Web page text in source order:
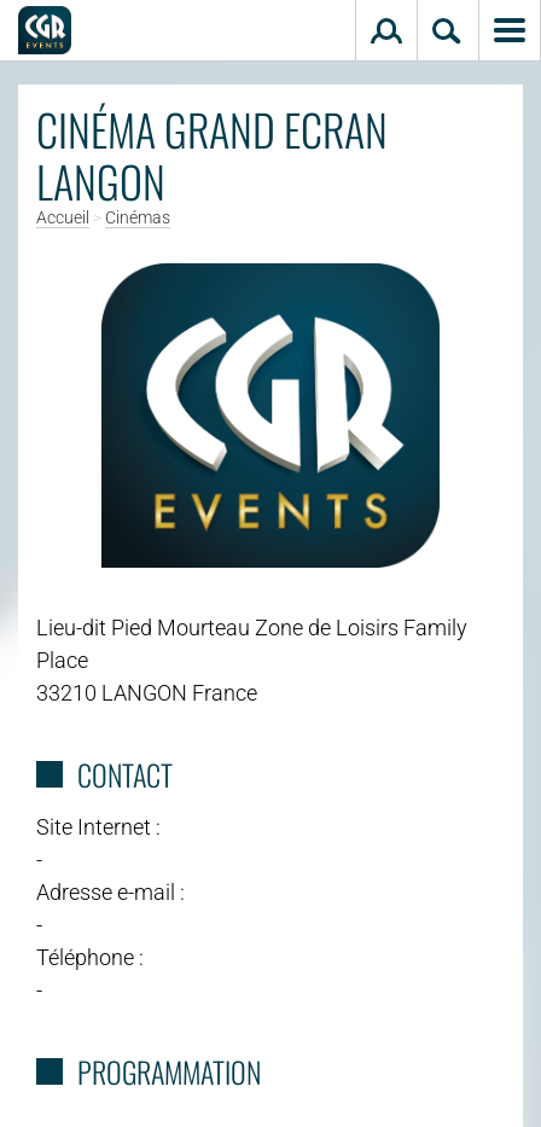
Aller au contenu principal
CINÉMA GRAND ECRAN
LANGON
Accueil > Cinémas
Lieu-dit Pied Mourteau Zone de Loisirs Family
Place
33210 LANGON France
CONTACT
Site Internet :
-
Adresse e-mail :
-
Téléphone :
-
PROGRAMMATION